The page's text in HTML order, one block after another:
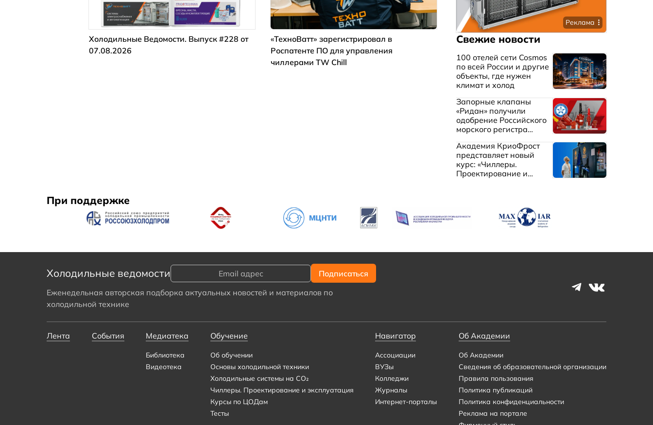
Холодильные Ведомости. Выпуск #228 от
07.08.2026
«ТехноВатт» зарегистрировал в
Роспатенте ПО для управления
чиллерами TW Chill
Реклама
Свежие новости
100 отелей сети Cosmos
по всей России и другие
объекты, где нужен
климат и холод
Запорные клапаны
«Ридан» получили
одобрение Российского
морского регистра
Академия КриоФрост
представляет новый
курс: «Чиллеры.
Проектирование и
При поддержке
Холодильные ведомости
Еженедельная авторская подборка актуальных новостей и материалов по
холодильной технике
Лента События Медиатека
Библиотека
Видеотека
Обучение
Об обучении
Основы холодильной техники
Холодильные системы на CO₂
Чиллеры. Проектирование и эксплуатация
Курсы по ЦОДам
Тесты
Навигатор
Ассоциации
ВУЗы
Колледжи
Журналы
Интернет-порталы
Об Академии
Об Академии
Сведения об образовательной организации
Правила пользования
Политика публикаций
Политика конфиденциальности
Реклама на портале